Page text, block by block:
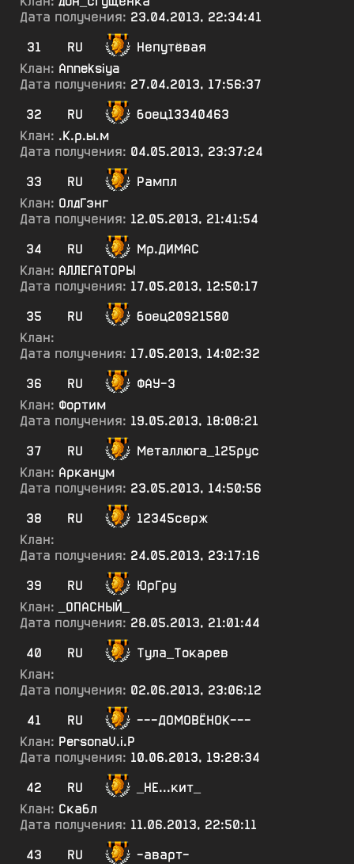
Дата получения: 23.04.2013, 22:34:41
31
RU
Непутёвая
Клан: Anneksiya
Дата получения: 27.04.2013, 17:56:37
32
RU
боец13340463
Клан: .К.р.ы.м
Дата получения: 04.05.2013, 23:37:24
33
RU
Рампл
Клан: ОлдГэнг
Дата получения: 12.05.2013, 21:41:54
34
RU
Мр.ДИМАС
Клан: АЛЛЕГАТОРЫ
Дата получения: 17.05.2013, 12:50:17
35
RU
боец20921580
Клан:
Дата получения: 17.05.2013, 14:02:32
36
RU
ФАУ-3
Клан: Фортим
Дата получения: 19.05.2013, 18:08:21
37
RU
Металлюга_125рус
Клан: Арканум
Дата получения: 23.05.2013, 14:50:56
38
RU
12345серж
Клан:
Дата получения: 24.05.2013, 23:17:16
39
RU
ЮрГру
Клан:
_ОПАСНЫЙ_
Дата получения: 28.05.2013, 21:01:44
40
RU
Тула_Токарев
Клан:
Дата получения: 02.06.2013, 23:06:12
41
RU
---ДОМОВЁНОК---
Клан: PersonaV.i.P
Дата получения: 10.06.2013, 19:28:34
42
RU
_НЕ...кит_
Клан: Скабл
Дата получения: 11.06.2013, 22:50:11
43
RU
-аварт-